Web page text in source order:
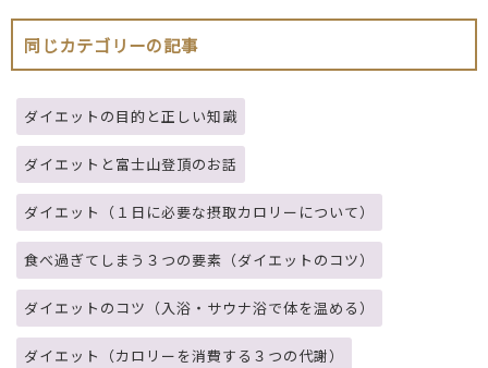
同じカテゴリーの記事
ダイエットの目的と正しい知識
ダイエットと富士山登頂のお話
ダイエット（１日に必要な摂取カロリーについて）
食べ過ぎてしまう３つの要素（ダイエットのコツ）
ダイエットのコツ（入浴・サウナ浴で体を温める）
ダイエット（カロリーを消費する３つの代謝）